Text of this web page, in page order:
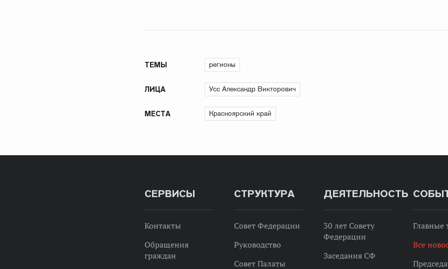
ТЕМЫ регионы
ЛИЦА Усс Александр Викторович
МЕСТА Красноярский край
СЕРВИСЫ
Контакты
Обращения
граждан
СТРУКТУРА
Совет Федерации
Руководство
Совет Палаты
ДЕЯТЕЛЬНОСТЬ
30 лет Совету
Федерации
Заседания СФ
Главные
Все